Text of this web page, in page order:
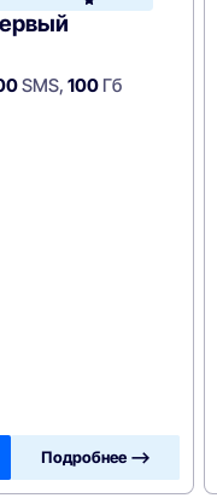
SMS, 100Гб
Подробнее —>